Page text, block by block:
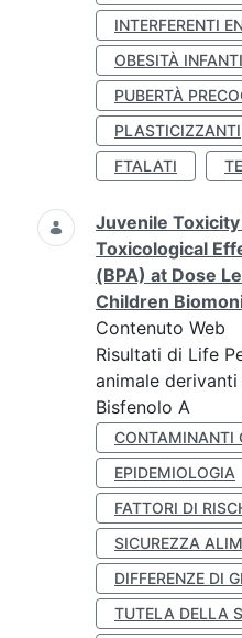
INTERFERENTI
OBESITÀ
PUBERTÀ
PLASTICIZZANTI
FTALATI
Juvenile
Toxicological
(BPA) at Dose
Children
Contenuto Web
Risultati di Life
animale
Bisfenolo A
CONTAMINANTI
EPIDEMIOLOGIA
FATTORI DI
SICUREZZA
DIFFERENZE DI
TUTELA DELLA